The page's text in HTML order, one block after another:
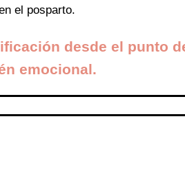
el posparto.
desde el punto
emocional.